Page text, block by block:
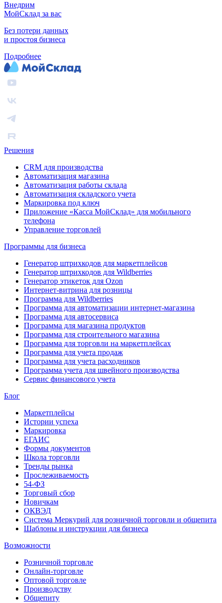
Внедрим
МойСклад за вас
Без потери данных
и простоя бизнеса
Подробнее
Решения
CRM для производства
Автоматизация магазина
Автоматизация работы склада
Автоматизация складского учета
Маркировка под ключ
Приложение «Касса МойСклад» для мобильного
телефона
Управление торговлей
Программы для бизнеса
Генератор штрихкодов для маркетплейсов
Генератор штрихкодов для Wildberries
Генератор этикеток для Ozon
Интернет-витрина для розницы
Программа для Wildberries
Программа для автоматизации интернет-магазина
Программа для автосервиса
Программа для магазина продуктов
Программа для строительного магазина
Программа для торговли на маркетплейсах
Программа для учета продаж
Программа для учета расходников
Программа учета для швейного производства
Сервис финансового учета
Блог
Маркетплейсы
Истории успеха
Маркировка
ЕГАИС
Формы документов
Школа торговли
Тренды рынка
Прослеживаемость
54-ФЗ
Торговый сбор
Новичкам
ОКВЭД
Система Меркурий для розничной торговли и общепита
Шаблоны и инструкции для бизнеса
Возможности
Розничной торговле
Онлайн-торговле
Оптовой торговле
Производству
Общепиту